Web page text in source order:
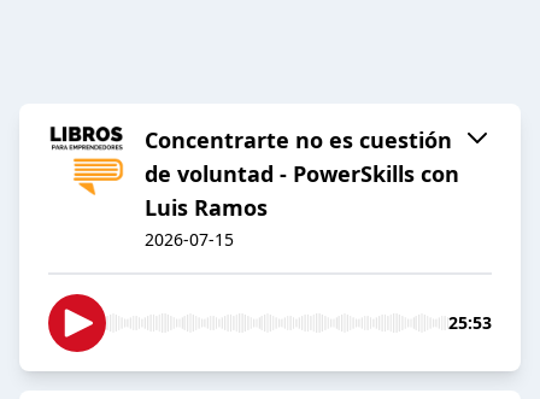
Concentrarte no es cuestión
de voluntad - PowerSkills con
Luis Ramos
2026-07-15
25:53